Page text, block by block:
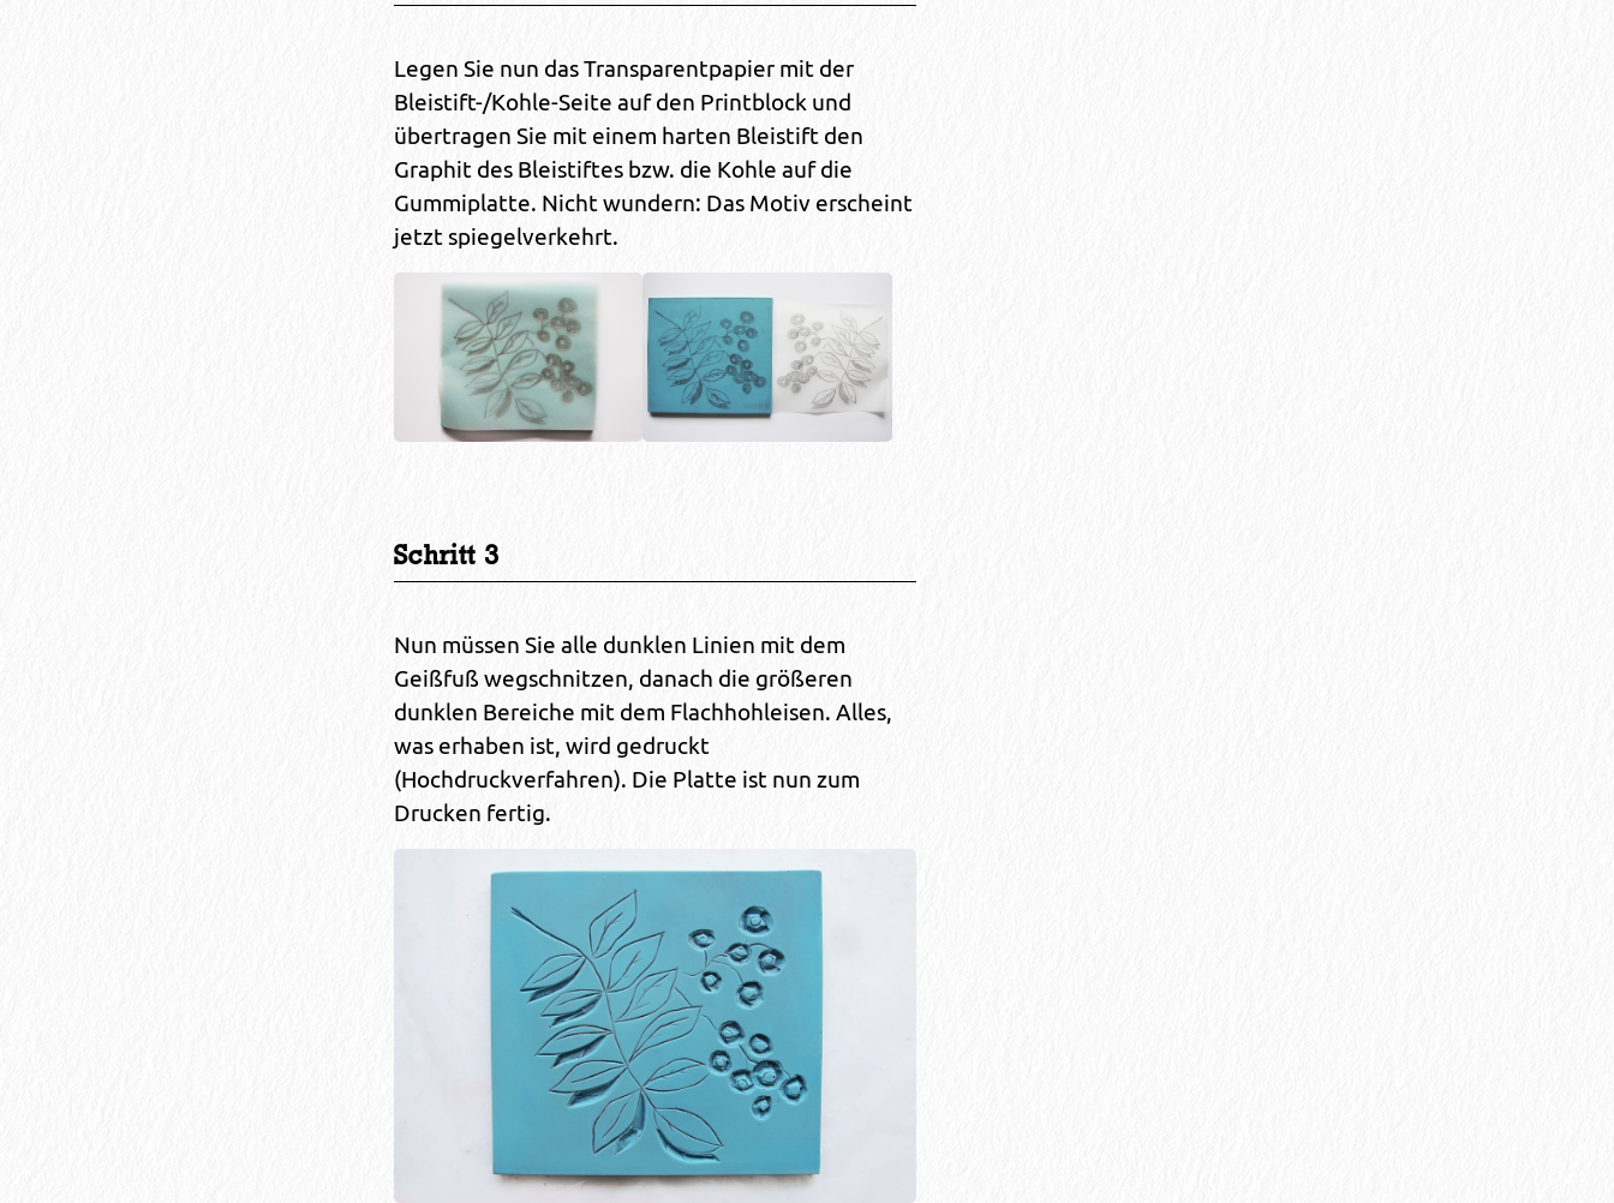
Legen Sie nun das Transparentpapier mit der
Bleistift-/Kohle-Seite auf den Printblock und
übertragen Sie mit einem harten Bleistift den
Graphit des Bleistiftes bzw. die Kohle auf die
Gummiplatte. Nicht wundern: Das Motiv erscheint
jetzt spiegelverkehrt.
Schritt 3
Nun müssen Sie alle dunklen Linien mit dem
Geißfuß wegschnitzen, danach die größeren
dunklen Bereiche mit dem Flachhohleisen. Alles,
was erhaben ist, wird gedruckt
(Hochdruckverfahren). Die Platte ist nun zum
Drucken fertig.